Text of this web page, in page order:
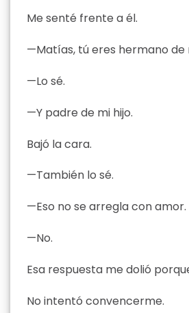
Me senté frente a él.
—Matías, tú eres hermano de
—Lo sé.
—Y padre de mi hijo.
Bajó la cara.
—También lo sé.
—Eso no se arregla con amor.
—No.
Esa respuesta me dolió
No intentó convencerme.